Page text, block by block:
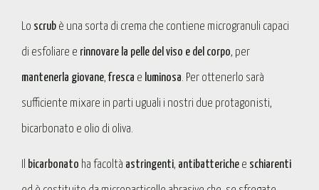
Lo scrub è una sorta di crema che contiene microgranuli capaci
di esfoliare e rinnovare la pelle del viso e del corpo, per
mantenerla giovane,fresca e luminosa. Per ottenerlo sarà
sufficiente mixare in parti uguali i nostri due protagonisti,
bicarbonato e olio di oliva.
bicarbonato ha facoltà astringenti, antibatteriche e schiarenti